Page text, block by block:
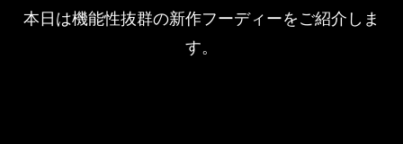
本日は機能性抜群の新作フーディーをご紹介しま
す。